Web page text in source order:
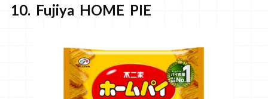
10. Fujiya HOME PIE